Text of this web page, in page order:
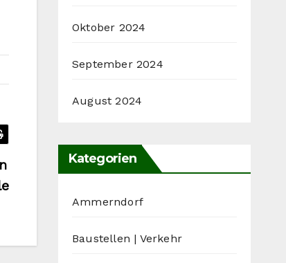
Oktober 2024
September 2024
August 2024
Kategorien
Ammerndorf
Baustellen | Verkehr